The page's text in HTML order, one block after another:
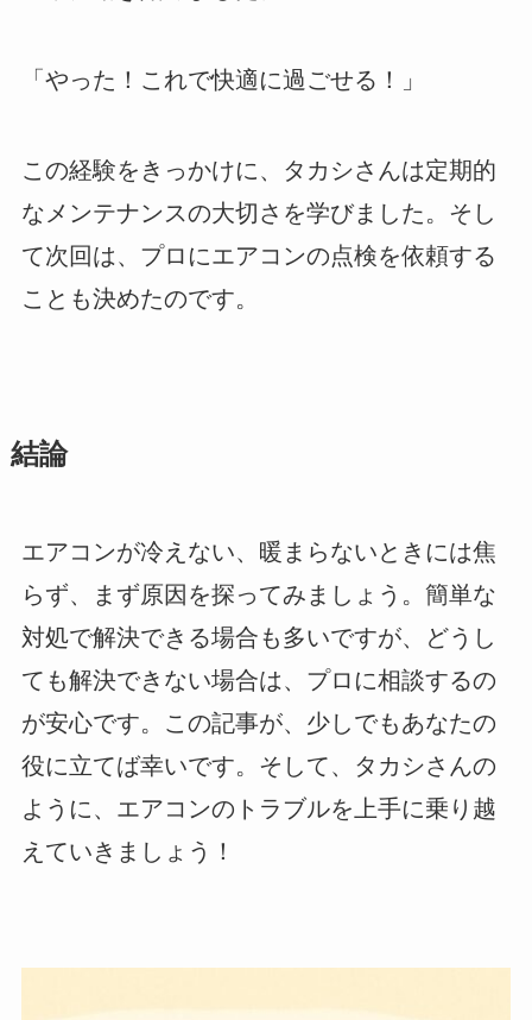
「やった！これで快適に過ごせる！」
この経験をきっかけに、タカシさんは定期的
なメンテナンスの大切さを学びました。そし
て次回は、プロにエアコンの点検を依頼する
ことも決めたのです。
結論
エアコンが冷えない、暖まらないときには焦
らず、まず原因を探ってみましょう。簡単な
対処で解決できる場合も多いですが、どうし
ても解決できない場合は、プロに相談するの
が安心です。この記事が、少しでもあなたの
役に立てば幸いです。そして、タカシさんの
ように、エアコンのトラブルを上手に乗り越
えていきましょう！